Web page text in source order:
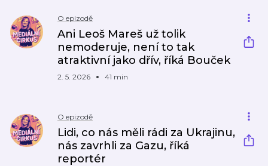
O epizodě
Ani Leoš Mareš už tolik
nemoderuje, není to tak
atraktivní jako dřív, říká Bouček
2. 5. 2026 41 min
O epizodě
Lidi, co nás měli rádi za Ukrajinu,
nás zavrhli za Gazu, říká
reportér